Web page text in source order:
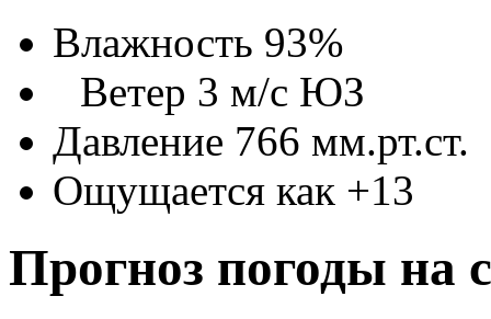
Влажность 93%
Ветер 3 м/с ЮЗ
Давление 766 мм.рт.ст.
Ощущается как +13
Прогноз погоды на